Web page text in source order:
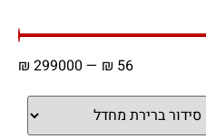
56
₪
—
299000
₪